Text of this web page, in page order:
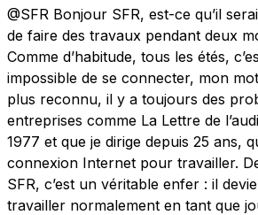
@SFR Bonjour SFR, est-ce qu’il
de faire des travaux pendant deux
Comme d’habitude, tous les étés,
impossible de se connecter, mon
plus reconnu, il y a toujours des
entreprises comme La Lettre de
1977 et que je dirige depuis 25 ans,
connexion Internet pour travailler.
SFR, c’est un véritable enfer : il
travailler normalement en tant que